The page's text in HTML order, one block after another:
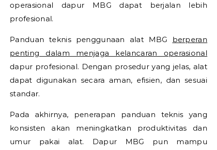
operasional dapur MBG dapat berjalan lebih
profesional.
Panduan teknis penggunaan alat MBG berperan
penting dalam menjaga kelancaran operasional
dapur profesional. Dengan prosedur yang jelas, alat
dapat digunakan secara aman, efisien, dan sesuai
standar.
Pada akhirnya, penerapan panduan teknis yang
konsisten akan meningkatkan produktivitas dan
umur pakai alat. Dapur MBG pun mampu